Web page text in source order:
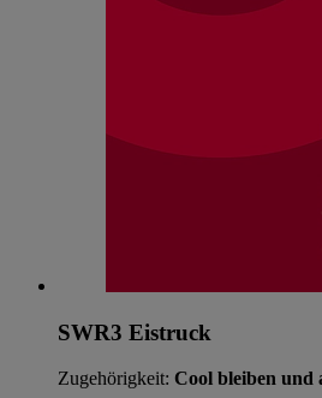
SWR3 Eistruck
Zugehörigkeit: Cool bleiben und